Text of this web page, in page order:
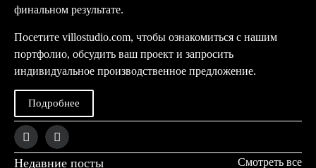
финальном результате.
Посетите villostudio.com, чтобы ознакомиться с нашим
портфолио, обсудить ваш проект и запросить
индивидуальное производственное предложение.
Подробнее
Недавние посты Смотреть все